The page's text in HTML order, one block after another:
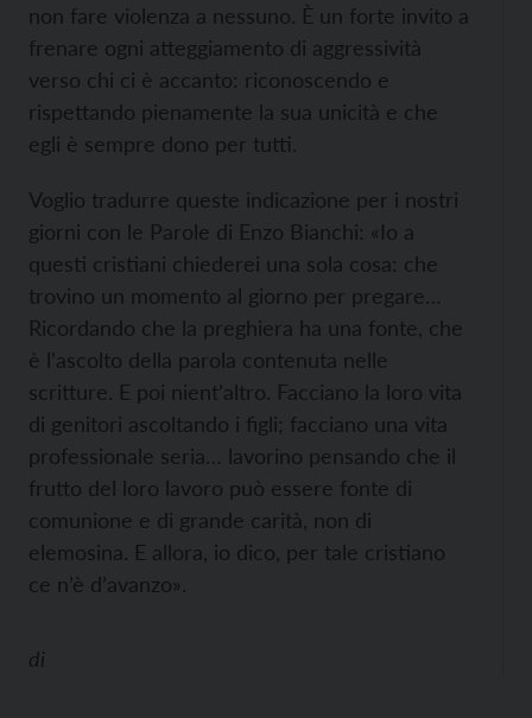
non fare violenza a nessuno. È un forte invito a
frenare ogni atteggiamento di aggressività
verso chi ci è accanto: riconoscendo e
rispettando pienamente la sua unicità e che
egli è sempre dono per tutti.
Voglio tradurre queste indicazione per i nostri
giorni con le Parole di Enzo Bianchi: «Io a
questi cristiani chiederei una sola cosa: che
trovino un momento al giorno per pregare…
Ricordando che la preghiera ha una fonte, che
è l’ascolto della parola contenuta nelle
scritture. E poi nient’altro. Facciano la loro vita
di genitori ascoltando i figli; facciano una vita
professionale seria… lavorino pensando che il
frutto del loro lavoro può essere fonte di
comunione e di grande carità, non di
elemosina. E allora, io dico, per tale cristiano
ce n’è d’avanzo».
di